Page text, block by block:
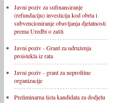
Javni poziv za sufinansiranje
(refundaciju) investicija kod obrta i
subvencioniranje obavljanja djelatnosti
prema Uredbi o zašti
Javni poziv - Grant za udruženja
proistekla iz rata
Javni poziv - grant za neprofitne
organizacije
Preliminarna lista kandidata za dodjelu